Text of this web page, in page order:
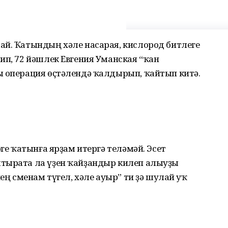
Ҡатындың хәле насарая, кислород битлеге
72 йәшлек Евгения Уманская “ҡан
өҫтәлендә ҡалдырып, ҡайтып китә.
ҡатынға ярҙам итергә теләмәй. Эсет
ла үҙен ҡайҙандыр килеп алыуҙы
сменам түгел, хәле ауыр” ти ҙә шулай уҡ